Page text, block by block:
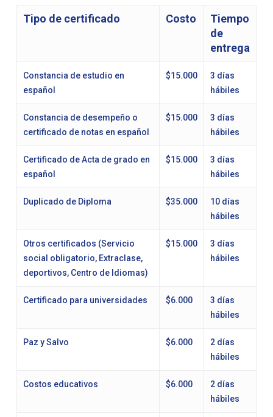
Tipo de certificado Costo
Tiempo
de
entrega
Constancia de estudio en
español
$15.000
3 días
hábiles
Constancia de desempeño o
certificado de notas en español
$15.000
3 días
hábiles
Certificado de Acta de grado en
español
$15.000
3 días
hábiles
Duplicado de Diploma $35.000
10 días
hábiles
Otros certificados (Servicio
social obligatorio, Extraclase,
deportivos, Centro de Idiomas)
$15.000
3 días
hábiles
Certificado para universidades $6.000
3 días
hábiles
Paz y Salvo $6.000
2 días
hábiles
Costos educativos $6.000
2 días
hábiles